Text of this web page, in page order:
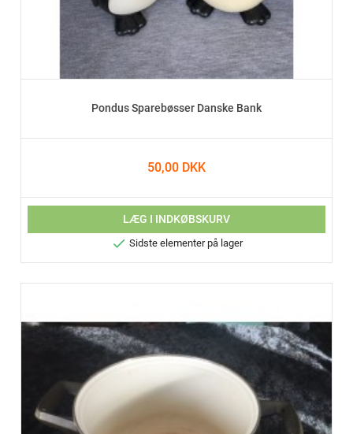
Pondus Sparebøsser Danske Bank
50,00 DKK
LÆG I INDKØBSKURV
 Sidste elementer på lager